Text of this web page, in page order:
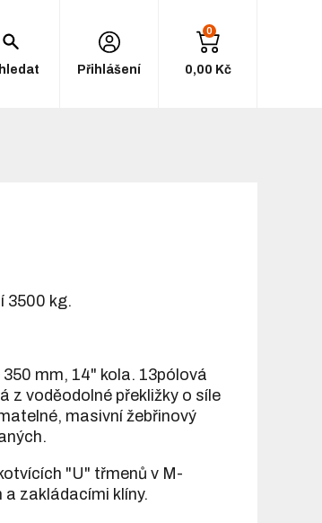
Přihlášení
0
0,00 Kč
3500 kg.
mm, 14" kola. 13pólová
z voděodolné překližky o síle
masivní žebřinový
"U" třmenů v M-
a zakládacími klíny.